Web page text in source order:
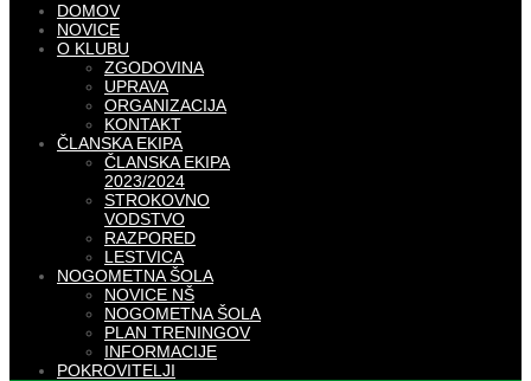
DOMOV
NOVICE
O KLUBU
ZGODOVINA
UPRAVA
ORGANIZACIJA
KONTAKT
ČLANSKA EKIPA
ČLANSKA EKIPA
2023/2024
STROKOVNO
VODSTVO
RAZPORED
LESTVICA
NOGOMETNA ŠOLA
NOVICE NŠ
NOGOMETNA ŠOLA
PLAN TRENINGOV
INFORMACIJE
POKROVITELJI